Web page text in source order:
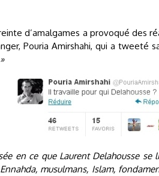
d’amalgames a provoqué des
Pouria Amirshahi, qui a tweeté
en ce que Laurent Delahousse
musulmans, Islam,